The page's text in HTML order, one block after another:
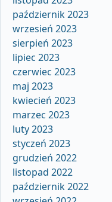
październik 2023
wrzesień 2023
sierpień 2023
lipiec 2023
czerwiec 2023
maj 2023
kwiecień 2023
marzec 2023
luty 2023
styczeń 2023
grudzień 2022
listopad 2022
październik 2022